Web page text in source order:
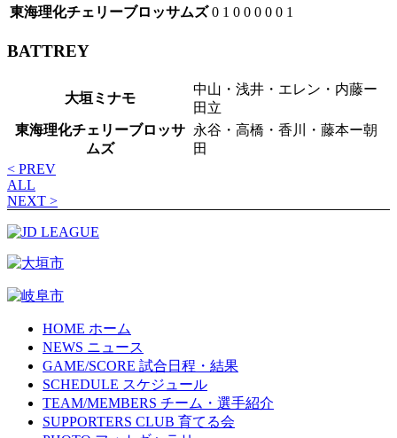
東海理化チェリーブロッサムズ 0 1 0 0 0 0 0 1
BATTREY
大垣ミナモ
中山・浅井・エレン・内藤ー
田立
東海理化チェリーブロッサ
ムズ
永谷・高橋・香川・藤本ー朝
田
< PREV
ALL
NEXT >
HOME ホーム
NEWS ニュース
GAME/SCORE 試合日程・結果
SCHEDULE スケジュール
TEAM/MEMBERS チーム・選手紹介
SUPPORTERS CLUB 育てる会